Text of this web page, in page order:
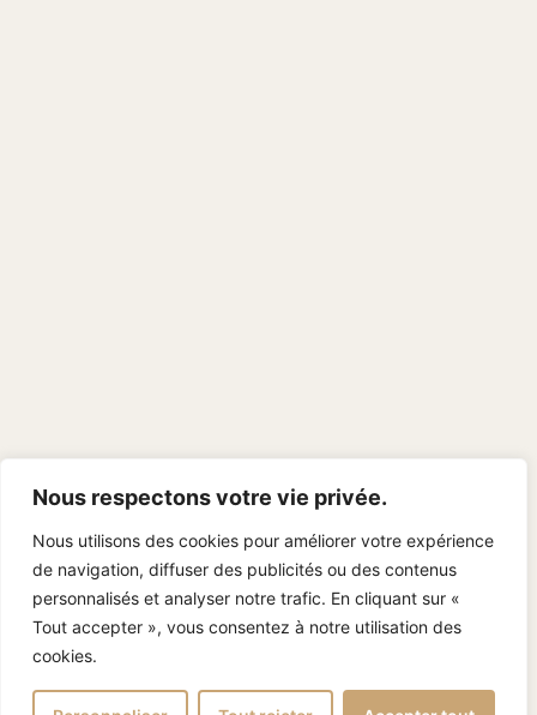
Nous respectons votre vie privée.
Nous utilisons des cookies pour améliorer votre expérience
de navigation, diffuser des publicités ou des contenus
personnalisés et analyser notre trafic. En cliquant sur «
Tout accepter », vous consentez à notre utilisation des
cookies.